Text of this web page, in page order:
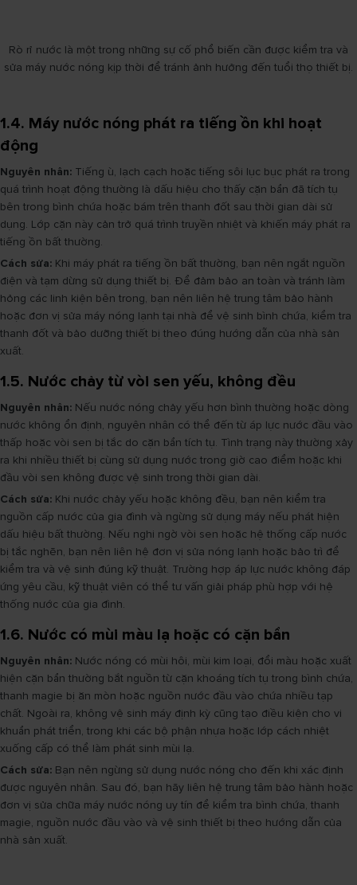
Rò rỉ nước là một trong những sự cố phổ biến cần được kiểm tra và
sửa máy nước nóng kịp thời để tránh ảnh hưởng đến tuổi thọ thiết bị.
1.4. Máy nước nóng phát ra tiếng ồn khi hoạt
động
Nguyên nhân: Tiếng ù, lạch cạch hoặc tiếng sôi lục bục phát ra trong
quá trình hoạt động thường là dấu hiệu cho thấy cặn bẩn đã tích tụ
bên trong bình chứa hoặc bám trên thanh đốt sau thời gian dài sử
dụng. Lớp cặn này cản trở quá trình truyền nhiệt và khiến máy phát ra
tiếng ồn bất thường.
Cách sửa: Khi máy phát ra tiếng ồn bất thường, bạn nên ngắt nguồn
điện và tạm dừng sử dụng thiết bị. Để đảm bảo an toàn và tránh làm
hỏng các linh kiện bên trong, bạn nên liên hệ trung tâm bảo hành
hoặc đơn vị sửa máy nóng lạnh tại nhà để vệ sinh bình chứa, kiểm tra
thanh đốt và bảo dưỡng thiết bị theo đúng hướng dẫn của nhà sản
xuất.
1.5. Nước chảy từ vòi sen yếu, không đều
Nguyên nhân: Nếu nước nóng chảy yếu hơn bình thường hoặc dòng
nước không ổn định, nguyên nhân có thể đến từ áp lực nước đầu vào
thấp hoặc vòi sen bị tắc do cặn bẩn tích tụ. Tình trạng này thường xảy
ra khi nhiều thiết bị cùng sử dụng nước trong giờ cao điểm hoặc khi
đầu vòi sen không được vệ sinh trong thời gian dài.
Cách sửa: Khi nước chảy yếu hoặc không đều, bạn nên kiểm tra
nguồn cấp nước của gia đình và ngừng sử dụng máy nếu phát hiện
dấu hiệu bất thường. Nếu nghi ngờ vòi sen hoặc hệ thống cấp nước
bị tắc nghẽn, bạn nên liên hệ đơn vị sửa nóng lạnh hoặc bảo trì để
kiểm tra và vệ sinh đúng kỹ thuật. Trường hợp áp lực nước không đáp
ứng yêu cầu, kỹ thuật viên có thể tư vấn giải pháp phù hợp với hệ
thống nước của gia đình.
1.6. Nước có mùi màu lạ hoặc có cặn bẩn
Nguyên nhân: Nước nóng có mùi hôi, mùi kim loại, đổi màu hoặc xuất
hiện cặn bẩn thường bắt nguồn từ cặn khoáng tích tụ trong bình chứa,
thanh magie bị ăn mòn hoặc nguồn nước đầu vào chứa nhiều tạp
chất. Ngoài ra, không vệ sinh máy định kỳ cũng tạo điều kiện cho vi
khuẩn phát triển, trong khi các bộ phận nhựa hoặc lớp cách nhiệt
xuống cấp có thể làm phát sinh mùi lạ.
Cách sửa: Bạn nên ngừng sử dụng nước nóng cho đến khi xác định
được nguyên nhân. Sau đó, bạn hãy liên hệ trung tâm bảo hành hoặc
đơn vị sửa chữa máy nước nóng uy tín để kiểm tra bình chứa, thanh
magie, nguồn nước đầu vào và vệ sinh thiết bị theo hướng dẫn của
nhà sản xuất.